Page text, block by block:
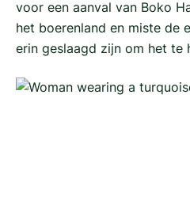
voor een aanval van Boko
het boerenland en miste de
erin geslaagd zijn om het te